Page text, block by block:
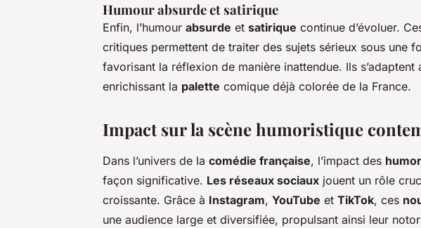
Humour absurde et satirique
Enfin, l’humour absurde et satirique continue d’évoluer.
critiques permettent de traiter des sujets sérieux sous une
favorisant la réflexion de manière inattendue. Ils s’adaptent
enrichissant la palette comique déjà colorée de la France.
Impact sur la scène humoristique
Dans l’univers de la comédie française, l’impact des
façon significative. Les réseaux sociaux jouent un rôle
croissante. Grâce à Instagram, YouTube et TikTok, ces
une audience large et diversifiée, propulsant ainsi leur